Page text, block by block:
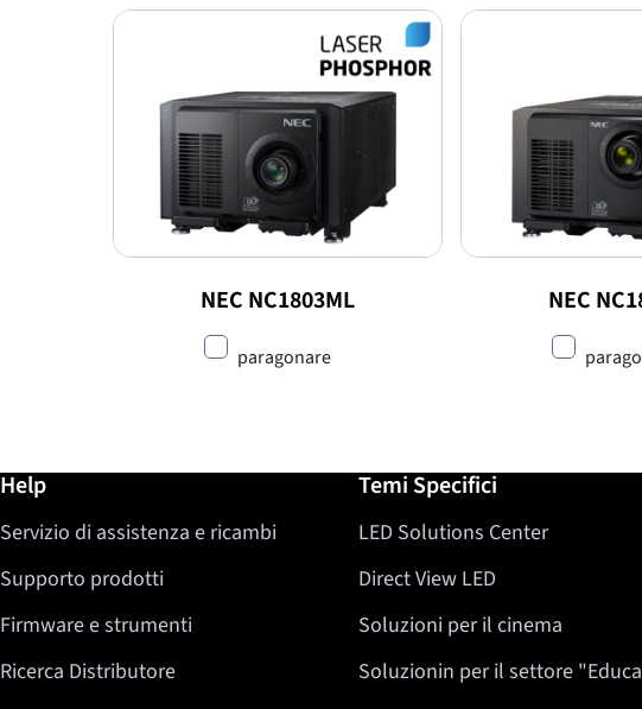
NEC NC1803ML
paragonare
NEC
Ulteriori informazioni / Help
Help
Servizio di assistenza e ricambi
Supporto prodotti
Firmware e strumenti
Ricerca Distributore
Temi Specifici
LED Solutions Center
Direct View LED
Soluzioni per il cinema
Soluzionin per il settore